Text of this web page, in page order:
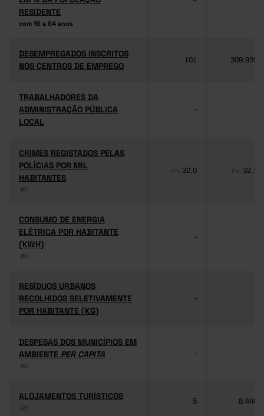
RESIDENTE
com 15 a 64 anos
RESIDENTE
com 15 a 64 anos
DESEMPREGADOS INSCRITOS
NOS CENTROS DE EMPREGO
DESEMPREGADOS INSCRITOS
NOS CENTROS DE EMPREGO
101 309.939
TRABALHADORES DA
ADMINISTRAÇÃO PÚBLICA
LOCAL
TRABALHADORES DA
ADMINISTRAÇÃO PÚBLICA
LOCAL
-
CRIMES REGISTADOS PELAS
POLÍCIAS POR MIL
HABITANTES
(6)
CRIMES REGISTADOS PELAS
POLÍCIAS POR MIL
HABITANTES
(6)
Pro 32,0 Pro 32,1
CONSUMO DE ENERGIA
ELÉTRICA POR HABITANTE
(KWH)
(6)
CONSUMO DE ENERGIA
ELÉTRICA POR HABITANTE
(KWH)
(6)
-
RESÍDUOS URBANOS
RECOLHIDOS SELETIVAMENTE
POR HABITANTE (KG)
RESÍDUOS URBANOS
RECOLHIDOS SELETIVAMENTE
POR HABITANTE (KG)
-
DESPESAS DOS MUNICÍPIOS EM
AMBIENTE PER CAPITA
(6)
DESPESAS DOS MUNICÍPIOS EM
AMBIENTE PER CAPITA
(6)
-
ALOJAMENTOS TURÍSTICOS
(2)
ALOJAMENTOS TURÍSTICOS
(2)
5 8.446